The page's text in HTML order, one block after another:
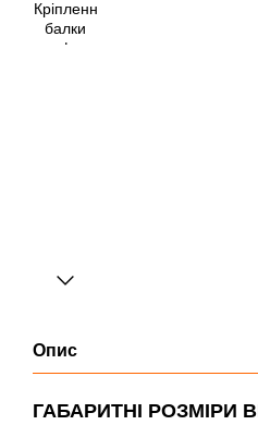
Опис
ГАБАРИТНІ РОЗМІРИ